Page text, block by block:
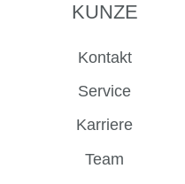
KUNZE
Kontakt
Service
Karriere
Team